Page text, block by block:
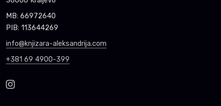
MB: 66972640
PIB: 113644269
info@knjizara-aleksandrija.com
+381 69 4900-399